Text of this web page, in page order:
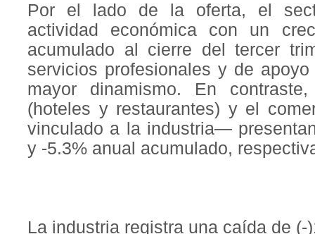
Por el lado de la oferta, el
actividad económica con un
acumulado al cierre del tercer
servicios profesionales y de
mayor dinamismo. En
(hoteles y restaurantes) y el
vinculado a la industria—
y -5.3% anual acumulado,
La industria registra una caída de